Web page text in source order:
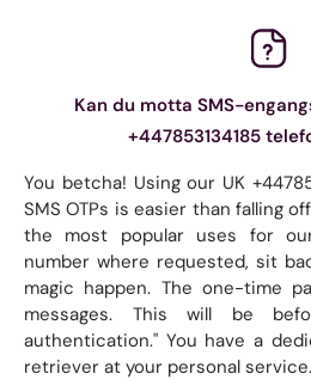
Kan du motta SMS-
+447853134185
You betcha! Using our UK
SMS OTPs is easier than falling
the most popular uses for
number where requested, sit
magic happen. The one-time
messages. This will be
authentication." You have a
retriever at your personal service.